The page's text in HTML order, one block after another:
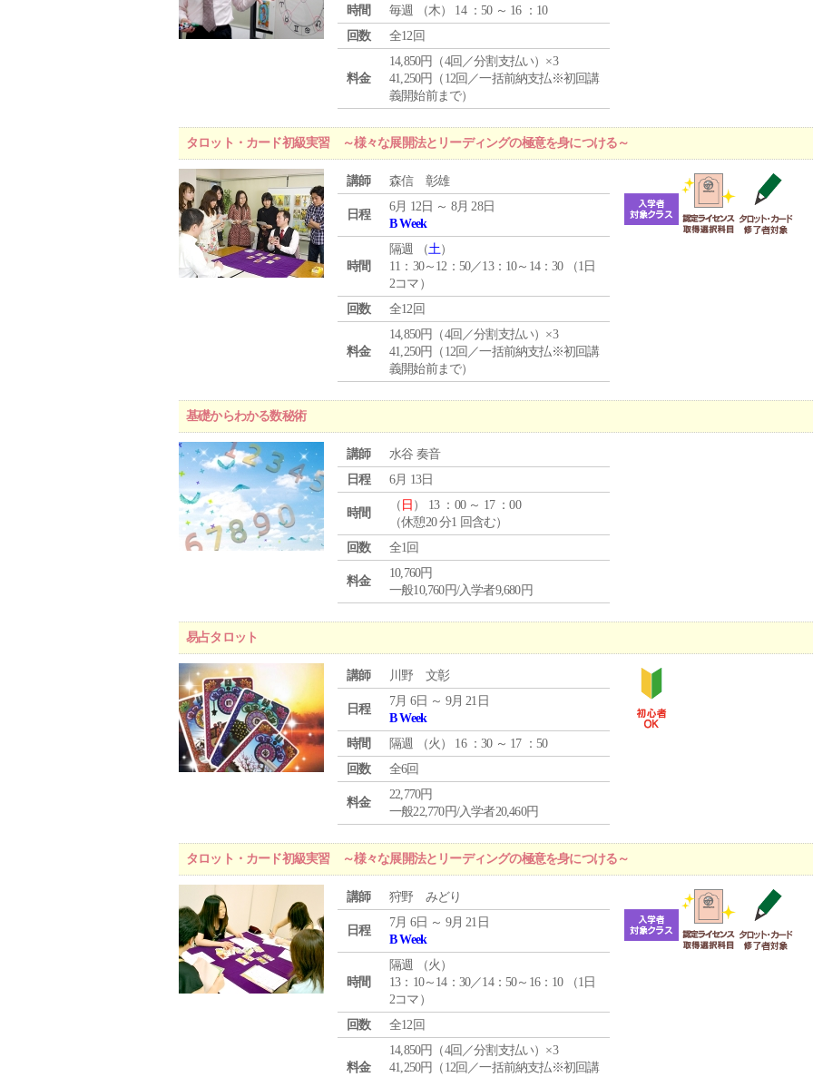
時間
毎週 （木） 14 ：50 ～ 16 ：10
回数
全12回
料金
14,850円（4回／分割支払い）×3
41,250円（12回／一括前納支払※初回講
義開始前まで）
タロット・カード初級実習 ～様々な展開法とリーディングの極意を身につける～
講師 森信 彰雄
日程
6月 12日 ～ 8月 28日
B Week
時間
隔週 （土）
11：30～12：50／13：10～14：30 （1日
2コマ）
回数
全12回
料金
14,850円（4回／分割支払い）×3
41,250円（12回／一括前納支払※初回講
義開始前まで）
基礎からわかる数秘術
講師
水谷 奏音
日程
6月 13日
時間
（ 日 ） 13 ：00 ～ 17 ：00
（休憩20 分1 回含む）
回数
全1回
料金
10,760円
一般10,760円/入学者9,680円
易占タロット
講師 川野 文彰
日程
7月 6日 ～ 9月 21日
B Week
時間
隔週 （火 ） 16 ：30 ～ 17 ：50
回数
全6回
料金
22,770円
一般22,770円/入学者20,460円
タロット・カード初級実習 ～様々な展開法とリーディングの極意を身につける～
講師 狩野 みどり
日程
7月 6日 ～ 9月 21日
B Week
時間
隔週 （火 ）
13：10～14：30／14：50～16：10 （1日
2コマ）
回数
全12回
料金
14,850円（4回／分割支払い）×3
41,250円（12回／一括前納支払※初回講